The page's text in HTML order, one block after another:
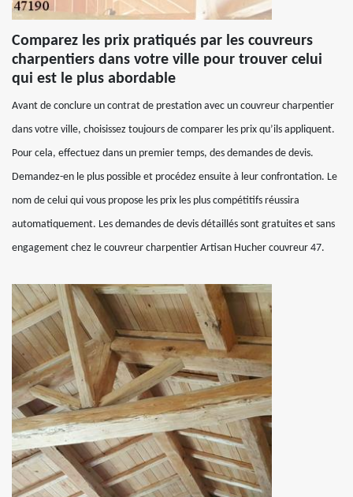
Comparez les prix pratiqués par les couvreurs
charpentiers dans votre ville pour trouver celui
qui est le plus abordable
Avant de conclure un contrat de prestation avec un couvreur charpentier
dans votre ville, choisissez toujours de comparer les prix qu’ils appliquent.
Pour cela, effectuez dans un premier temps, des demandes de devis.
Demandez-en le plus possible et procédez ensuite à leur confrontation. Le
nom de celui qui vous propose les prix les plus compétitifs réussira
automatiquement. Les demandes de devis détaillés sont gratuites et sans
engagement chez le couvreur charpentier Artisan Hucher couvreur 47.